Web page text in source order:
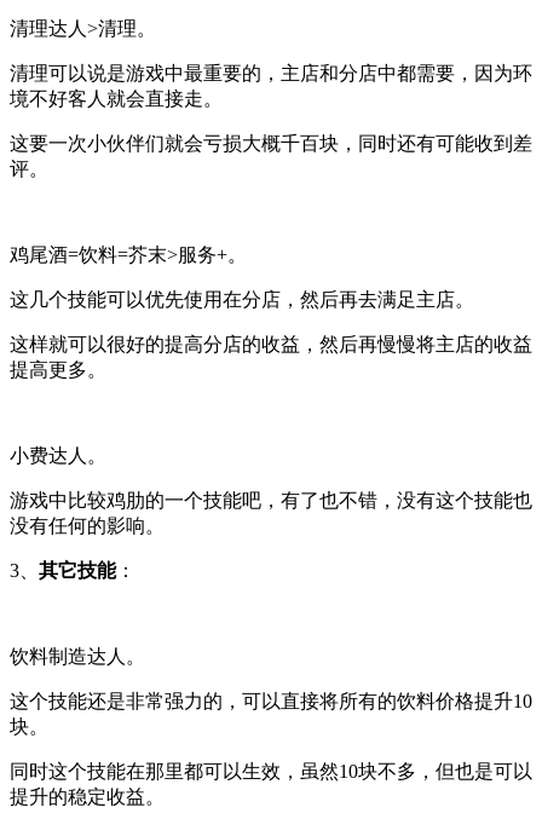
清理达人>清理。
清理可以说是游戏中最重要的，主店和分店中都需要，因为环
境不好客人就会直接走。
这要一次小伙伴们就会亏损大概千百块，同时还有可能收到差
评。
鸡尾酒=饮料=芥末>服务+。
这几个技能可以优先使用在分店，然后再去满足主店。
这样就可以很好的提高分店的收益，然后再慢慢将主店的收益
提高更多。
小费达人 。
游戏中比较鸡肋的一个技能吧，有了也不错，没有这个技能也
没有任何的影响。
3、 其它技能：
饮料制造达人 。
这个技能还是非常强力的，可以直接将所有的饮料价格提升10
块。
同时这个技能在那里都可以生效，虽然10块不多，但也是可以
提升的稳定收益。